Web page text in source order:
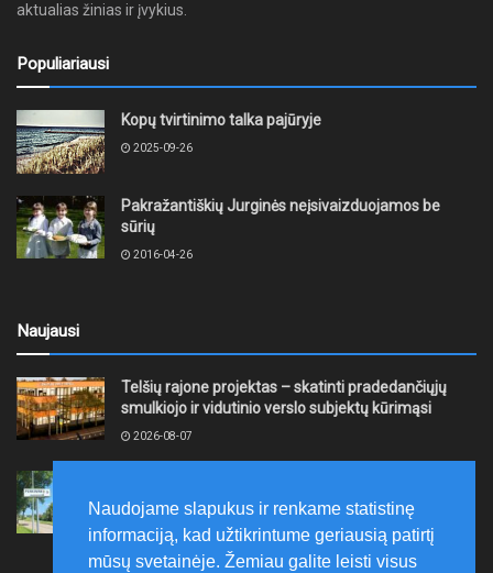
aktualias žinias ir įvykius.
Populiariausi
Kopų tvirtinimo talka pajūryje
2025-09-26
Pakražantiškių Jurginės neįsivaizduojamos be
sūrių
2016-04-26
Naujausi
Telšių rajone projektas – skatinti pradedančiųjų
smulkiojo ir vidutinio verslo subjektų kūrimąsi
2026-08-07
vandentiekio ir buitinių nuotekų tinklai
2026-08-07
Naudojame slapukus ir renkame statistinę
informaciją, kad užtikrintume geriausią patirtį
mūsų svetainėje. Žemiau galite leisti visus